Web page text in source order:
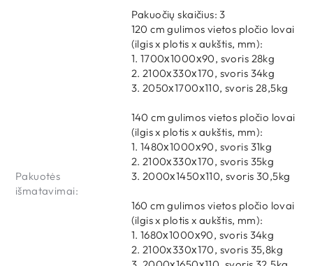
Pakuotės
išmatavimai:
Pakuočių skaičius: 3
120 cm gulimos vietos pločio lovai
(ilgis x plotis x aukštis, mm):
1. 1700х1000х90, svoris 28kg
2. 2100х330х170, svoris 34kg
3. 2050х1700х110, svoris 28,5kg
140 cm gulimos vietos pločio lovai
(ilgis x plotis x aukštis, mm):
1. 1480х1000х90, svoris 31kg
2. 2100х330х170, svoris 35kg
3. 2000х1450х110, svoris 30,5kg
160 cm gulimos vietos pločio lovai
(ilgis x plotis x aukštis, mm):
1. 1680х1000х90, svoris 34kg
2. 2100х330х170, svoris 35,8kg